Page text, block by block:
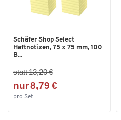
Schäfer Shop Select
Haftnotizen, 75 x 75 mm, 100
B...
statt 13,20 €
nur 8,79 €
pro Set